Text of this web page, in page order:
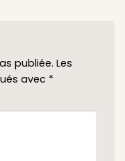
publiée. Les
avec *